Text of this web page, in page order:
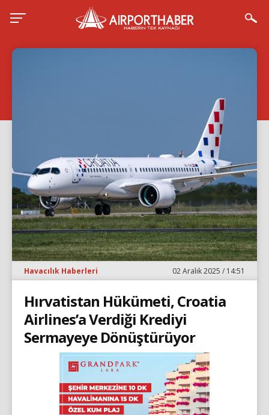
Havacılık Haberleri 02 Aralık 2025 / 14:51
Hırvatistan Hükümeti, Croatia
Airlines’a Verdiği Krediyi
Sermayeye Dönüştürüyor